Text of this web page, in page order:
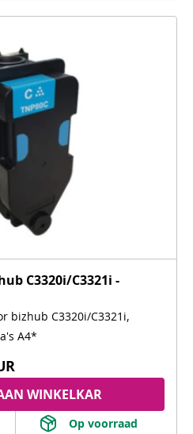
C3320i/C3321i -
bizhub C3320i/C3321i,
A4*
WINKELKAR
Op voorraad